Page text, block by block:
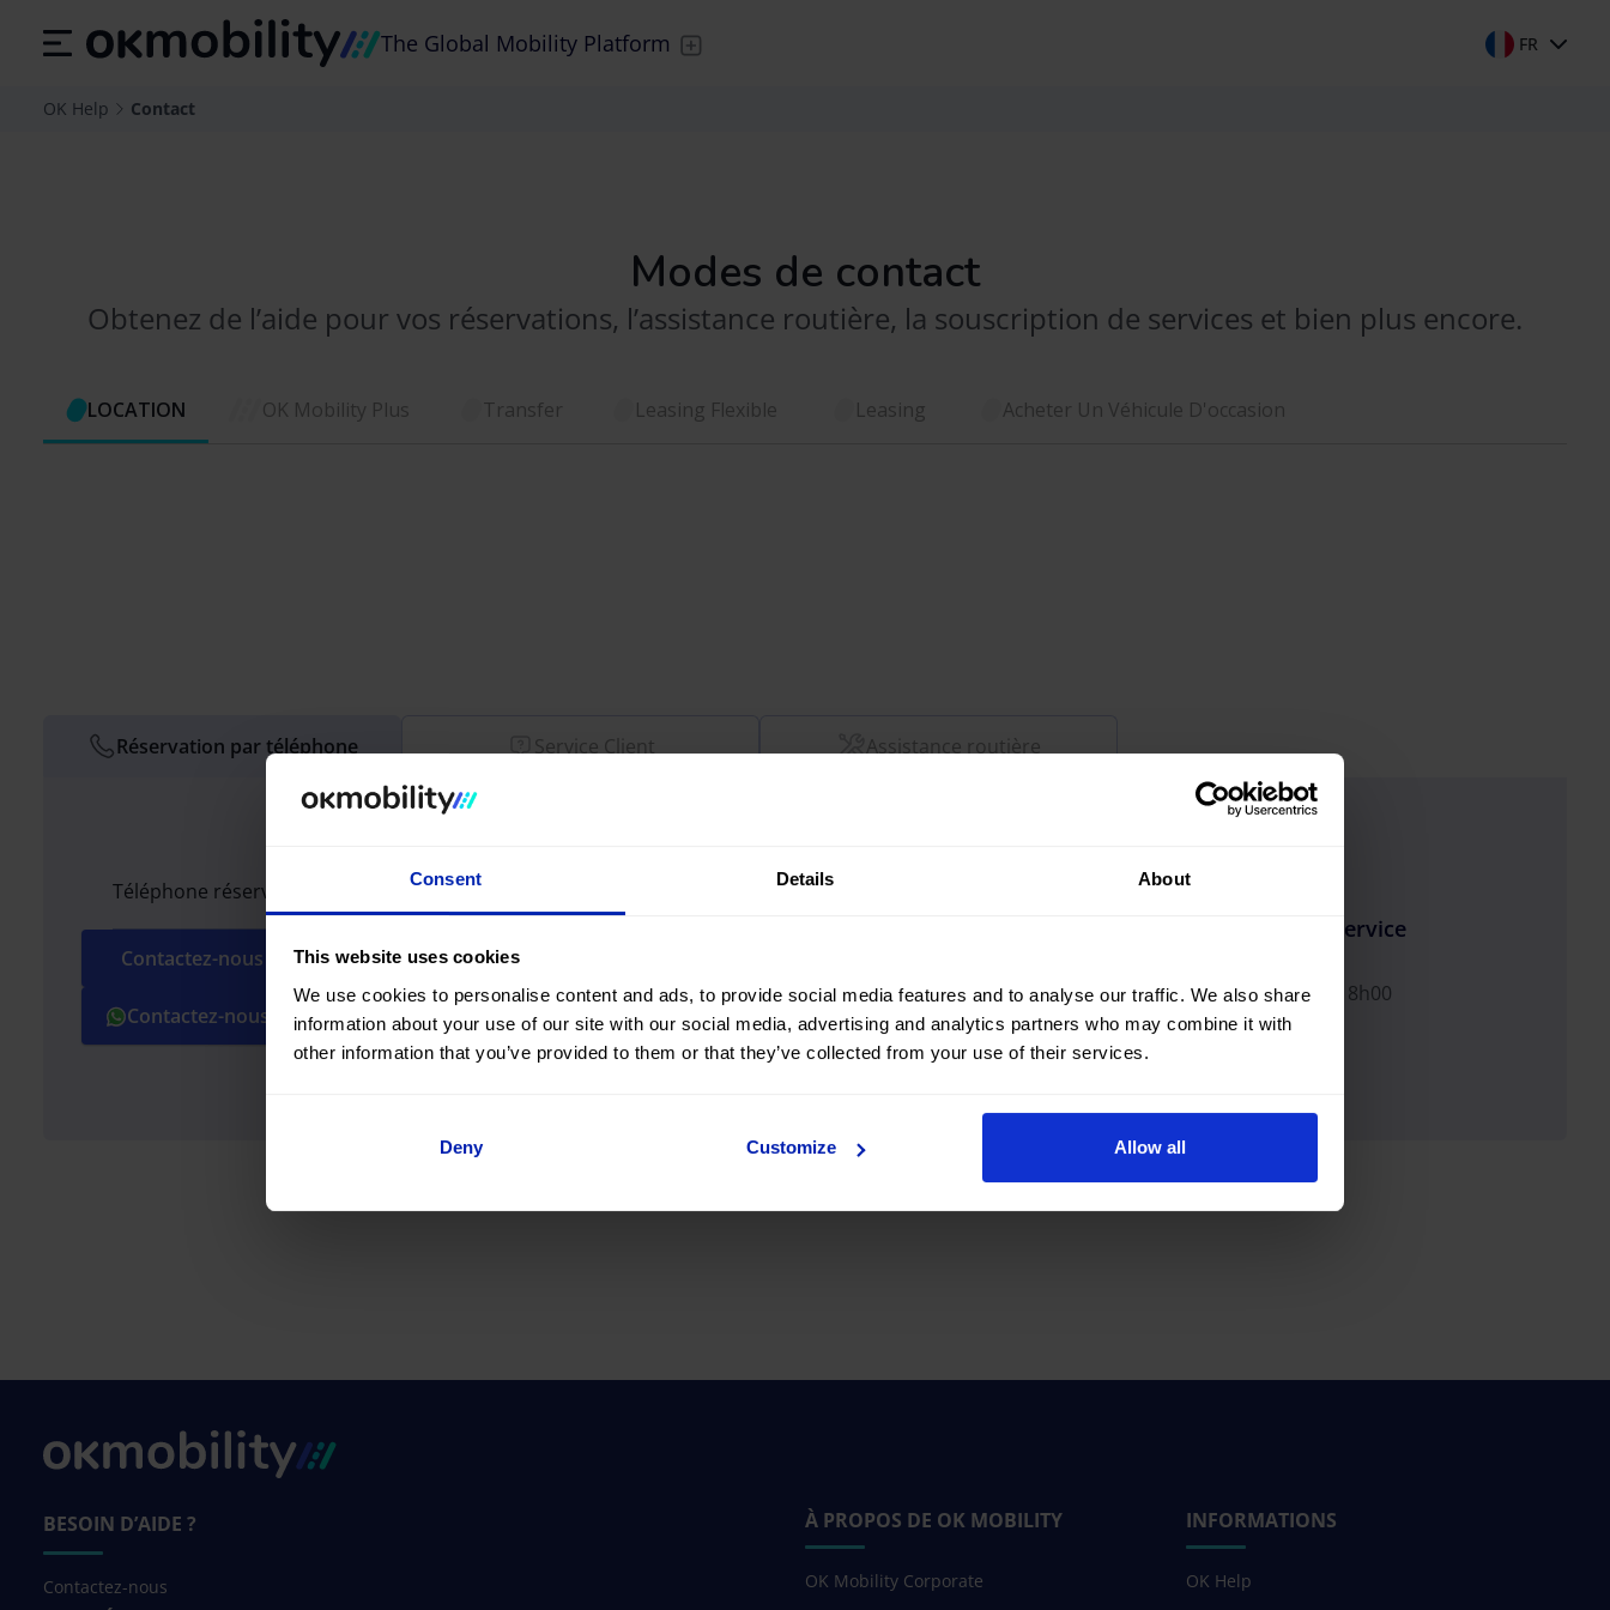
Consent Details About
This website uses cookies
We use cookies to personalise content and ads, to provide social media features and to analyse our traffic. We also share
information about your use of our site with our social media, advertising and analytics partners who may combine it with
other information that you’ve provided to them or that they’ve collected from your use of their services.
Deny Customize Allow all
The Global Mobility Platform FR
OK Help Contact
Modes de contact
Obtenez de l’aide pour vos réservations, l’assistance routière, la souscription de services et bien plus encore.
LOCATION OK Mobility Plus Transfer Leasing Flexible Leasing Acheter Un Véhicule D'occasion
Réservation par téléphone Service Client Assistance routière
Téléphone réservations Location
Contactez-nous +33 170989741
Contactez-nous +34 971 571 661
Réservation par téléphone
réservation.
Horaires d’ouverture du service
Du lundi au vendredi : 10h00 à 18h00
BESOIN D’AIDE ?
Contactez-nous
À PROPOS DE OK MOBILITY
OK Mobility Corporate
INFORMATIONS
OK Help